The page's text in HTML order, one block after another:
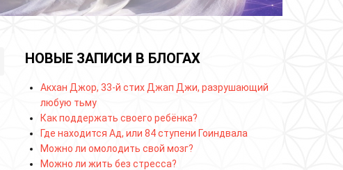
НОВЫЕ ЗАПИСИ В БЛОГАХ
Акхан Джор, 33-й стих Джап Джи, разрушающий
любую тьму
Как поддержать своего ребёнка?
Где находится Ад, или 84 ступени Гоиндвала
Можно ли омолодить свой мозг?
Можно ли жить без стресса?